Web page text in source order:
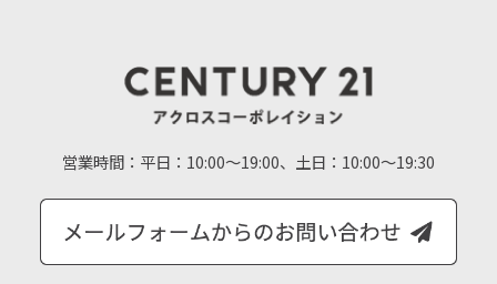
営業時間： 平日：10:00～19:00、土日：10:00～19:30